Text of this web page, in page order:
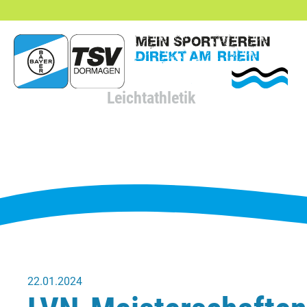
Leichtathletik
22.01.2024